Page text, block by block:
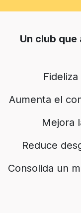
Un club
Aumenta el
Mejora
Reduce
Consolida un